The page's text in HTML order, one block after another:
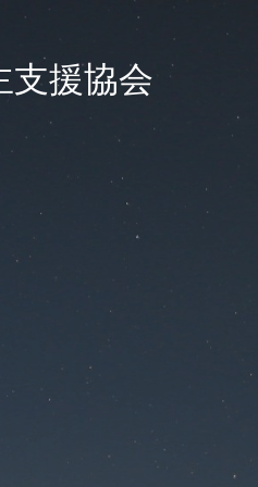
支援協会